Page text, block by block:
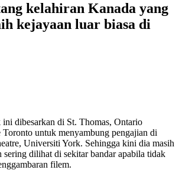
kelahiran Kanada yang
kejayaan luar biasa di
dibesarkan di St. Thomas, Ontario
Toronto untuk menyambung pengajian di
Universiti York. Sehingga kini dia masih
dilihat di sekitar bandar apabila tidak
filem.